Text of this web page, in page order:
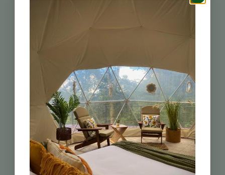
Turrialba erwarten?
günstigen Hotels
bieten grundlegende
Annehmlichkeiten
wie kostenloses
WLAN,
Frühstücksoptionen
und manchmal sogar
geführte Touren.
Gibt es Hostels in
Turrialba für